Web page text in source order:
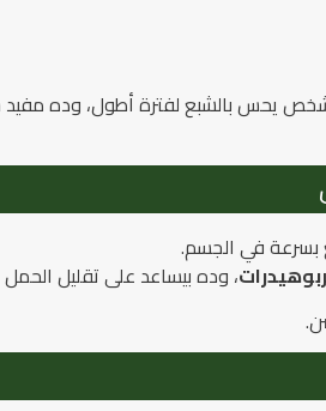
يحس بالشبع لفترة أطول، وده مفيد
بسرعة في الجسم.
، وده بيساعد على تقليل